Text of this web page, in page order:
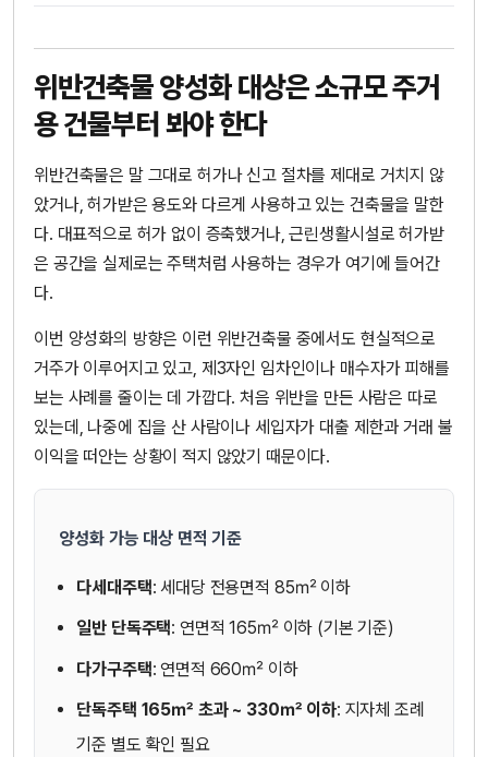
위반건축물 양성화 대상은 소규모 주거
용 건물부터 봐야 한다
위반건축물은 말 그대로 허가나 신고 절차를 제대로 거치지 않
았거나, 허가받은 용도와 다르게 사용하고 있는 건축물을 말한
다. 대표적으로 허가 없이 증축했거나, 근린생활시설로 허가받
은 공간을 실제로는 주택처럼 사용하는 경우가 여기에 들어간
다.
이번 양성화의 방향은 이런 위반건축물 중에서도 현실적으로
거주가 이루어지고 있고, 제3자인 임차인이나 매수자가 피해를
보는 사례를 줄이는 데 가깝다. 처음 위반을 만든 사람은 따로
있는데, 나중에 집을 산 사람이나 세입자가 대출 제한과 거래 불
이익을 떠안는 상황이 적지 않았기 때문이다.
양성화 가능 대상 면적 기준
다세대주택: 세대당 전용면적 85㎡ 이하
일반 단독주택: 연면적 165㎡ 이하 (기본 기준)
다가구주택: 연면적 660㎡ 이하
단독주택 165㎡ 초과 ~ 330㎡ 이하: 지자체 조례
기준 별도 확인 필요